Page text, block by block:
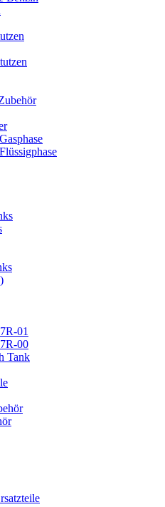
01
00
Tank